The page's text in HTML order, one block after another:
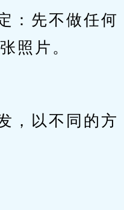
：先不做任何
照片。
，以不同的方